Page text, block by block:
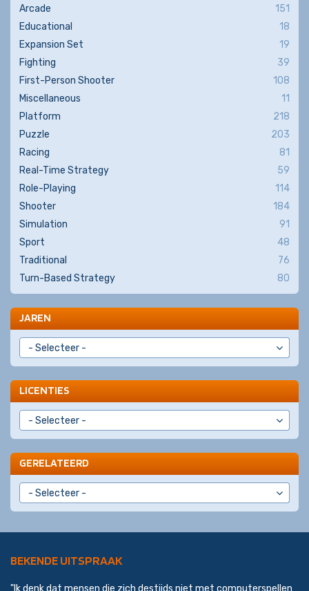
Arcade
151
Educational
18
Expansion Set
19
Fighting
39
First-Person Shooter
108
Miscellaneous
11
Platform
218
Puzzle
203
Racing
81
Real-Time Strategy
59
Role-Playing
114
Shooter
184
Simulation
91
Sport
48
Traditional
76
Turn-Based Strategy
80
JAREN
LICENTIES
GERELATEERD
BEKENDE UITSPRAAK
"Ik denk dat mensen die zich destijds niet met computerspellen